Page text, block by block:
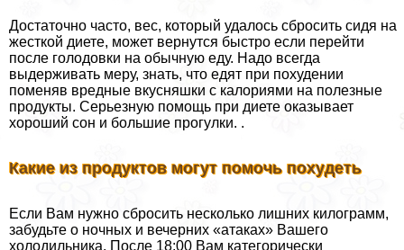
Достаточно часто, вес, который удалось сбросить сидя на
жесткой диете, может вернутся быстро если перейти
после голодовки на обычную еду. Надо всегда
выдерживать меру, знать, что едят при похудении
поменяв вредные вкусняшки с калориями на полезные
продукты. Серьезную помощь при диете оказывает
хороший сон и большие прогулки. .
Какие из продуктов могут помочь похудеть
Если Вам нужно сбросить несколько лишних килограмм,
забудьте о ночных и вечерних «атаках» Вашего
холодильника. После 18:00 Вам категорически